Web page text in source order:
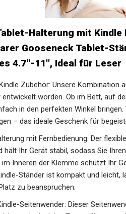
Halterung mit
Gooseneck Tablet-
4.7''-11'', Ideal für Leser
Zubehör: Unsere Kombination
worden. Ob im Bett, auf
in den perfekten Winkel
– das ideale Geschenk für
mit Fernbedienung: Der
hält Ihr Gerät stabil, sodass Sie
Inneren der Klemme schützt Ihr
Ständer ist kompakt und leicht,
zu beanspruchen.
Seitenwender: Dieser